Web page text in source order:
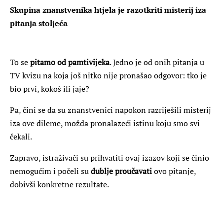
Skupina znanstvenika htjela je razotkriti misterij iza
pitanja stoljeća
To sepitamo od pamtivijeka. Jedno je od onih pitanja u
TV kvizu na koja još nitko nije pronašao odgovor: tko je
bio prvi, kokoš ili jaje?
Pa, čini se da su znanstvenici napokon razriješili misterij
iza ove dileme, možda pronalazeći istinu koju smo svi
čekali.
Zapravo, istraživači su prihvatiti ovaj izazov koji se činio
nemogućim i počeli sudublje proučavatiovo pitanje,
dobivši konkretne rezultate.